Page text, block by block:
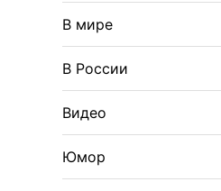
В мире
В России
Видео
Юмор